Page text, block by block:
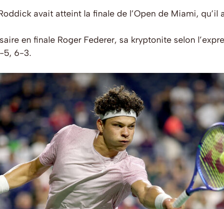
avait atteint la finale de l’Open de Miami, qu’il
en finale Roger Federer, sa kryptonite selon
5, 6-3.